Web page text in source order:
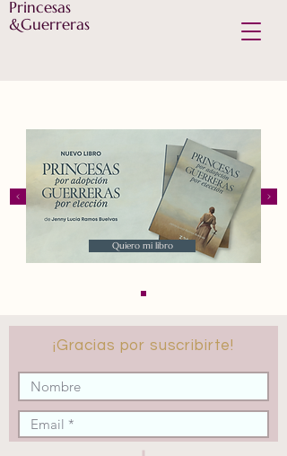
Princesas
&Guerreras
Quiero mi libro
¡Gracias por suscribirte!